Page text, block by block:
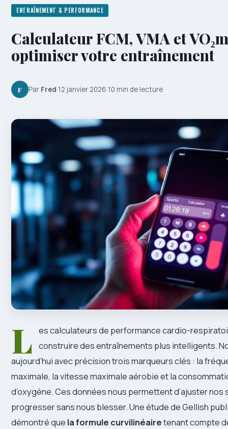
ENTRAÎNEMENT & PERFORMANCE
Calculateur FCM, VMA et
optimiser votre entraînement
F Par Fred·12 janvier 2026·10 min de lecture
L es calculateurs de performance cardio-
construire des entraînements plus intelligents.
aujourd’hui avec précision trois marqueurs clés : la
maximale, la vitesse maximale aérobie et la
d’oxygène. Ces données nous permettent d’ajuster nos
progresser sans nous blesser. Une étude de Gellish
démontré que la formule curvilinéairetenant compte